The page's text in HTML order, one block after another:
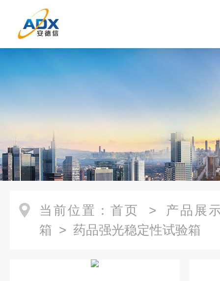
当前位置： 首页 > 产品展
箱 > 药品强光稳定性试验箱